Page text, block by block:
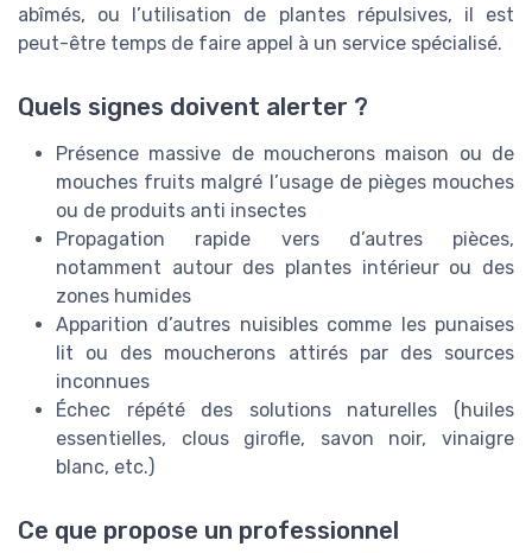
abîmés, ou l’utilisation de plantes répulsives, il est
peut-être temps de faire appel à un service spécialisé.
Quels signes doivent alerter ?
Présence massive de moucherons maison ou de
mouches fruits malgré l’usage de pièges mouches
ou de produits anti insectes
Propagation rapide vers d’autres pièces,
notamment autour des plantes intérieur ou des
zones humides
Apparition d’autres nuisibles comme les punaises
lit ou des moucherons attirés par des sources
inconnues
Échec répété des solutions naturelles (huiles
essentielles, clous girofle, savon noir, vinaigre
blanc, etc.)
Ce que propose un professionnel